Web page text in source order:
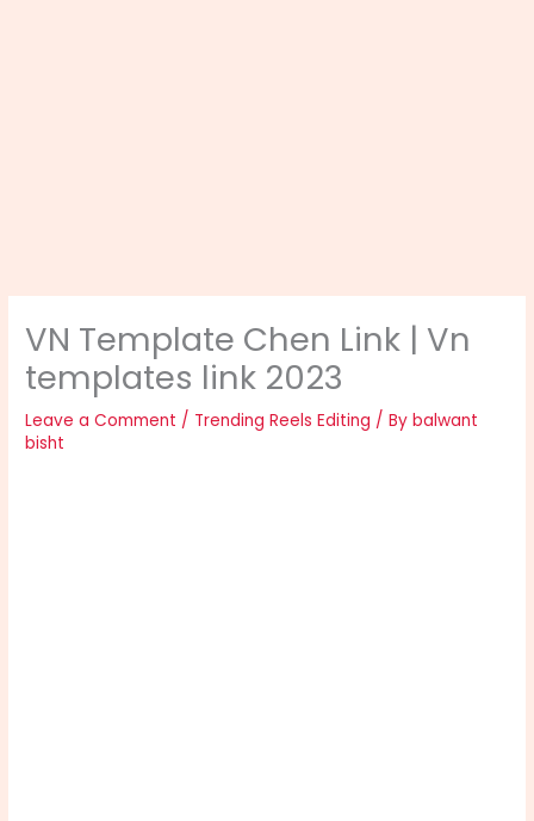
VN Template Chen Link | Vn
templates link 2023
Leave a Comment / Trending Reels Editing / Bybalwant
bisht